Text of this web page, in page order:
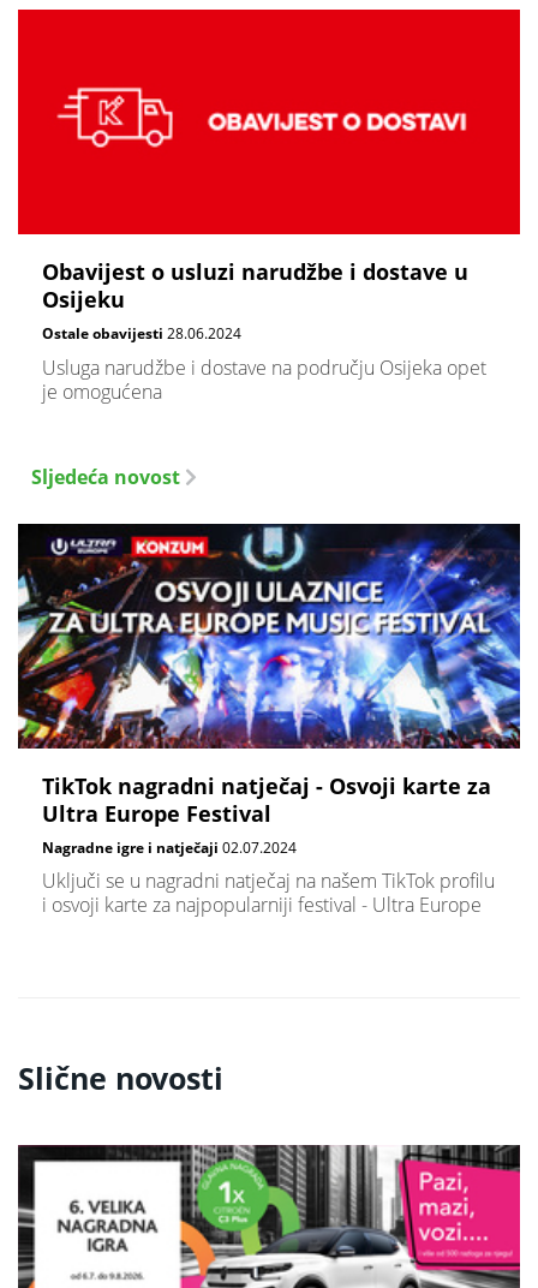
Obavijest o usluzi narudžbe i dostave u
Osijeku
Ostale obavijesti 28.06.2024
Usluga narudžbe i dostave na području Osijeka opet
je omogućena
Sljedeća novost
TikTok nagradni natječaj - Osvoji karte za
Ultra Europe Festival
Nagradne igre i natječaji 02.07.2024
Uključi se u nagradni natječaj na našem TikTok profilu
i osvoji karte za najpopularniji festival - Ultra Europe
Slične novosti